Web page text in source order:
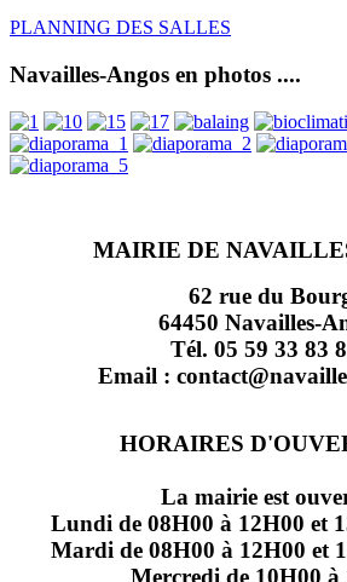
PLANNING DES SALLES
Navailles-Angos en photos ....
MAIRIE DE
62 rue du
64450 Navailles-
Tél. 05 59 33 83
Email :
HORAIRES
La mairie est
Lundi de 08H00 à 12H00 et
Mardi de 08H00 à 12H00 et
Mercredi de 10H00 à